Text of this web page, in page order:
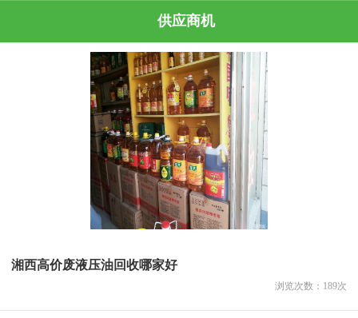
供应商机
湘西高价废液压油回收哪家好
浏览次数： 189次